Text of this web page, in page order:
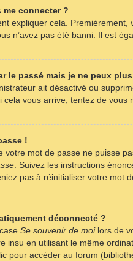
me connecter ?
expliquer cela.
n’avez pas été banni. Il est
le passé mais je ne peux
ait désactivé ou
vous arrive, tentez de vous
!
votre mot de passe ne puisse
. Suivez les instructions
pas à réinitialiser votre mot
déconnecté ?
Se souvenir de moilors de
insu en utilisant le même
pour accéder au forum